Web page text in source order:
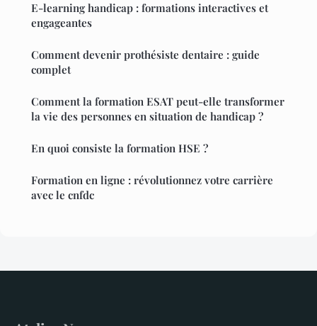
E-learning handicap : formations interactives et
engageantes
Comment devenir prothésiste dentaire : guide
complet
Comment la formation ESAT peut-elle transformer
la vie des personnes en situation de handicap ?
En quoi consiste la formation HSE ?
Formation en ligne : révolutionnez votre carrière
avec le cnfdc